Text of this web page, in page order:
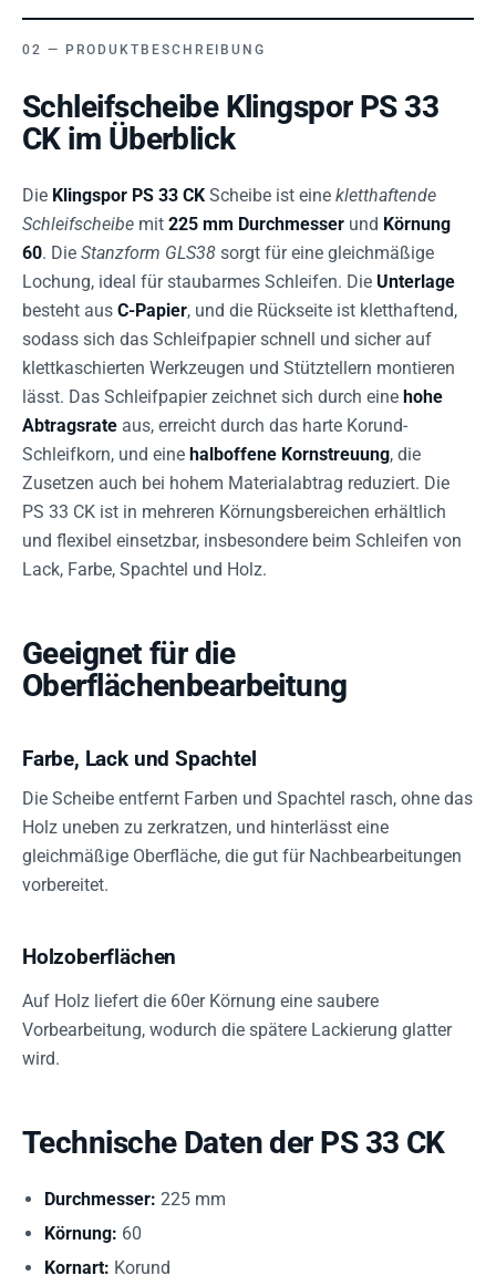
PRODUKTBESCHREIBUNG
Schleifscheibe Klingspor PS 33
CK im Überblick
Die Klingspor PS 33 CK Scheibe ist eine kletthaftende
Schleifscheibe mit 225 mm Durchmesser und Körnung
60. Die Stanzform GLS38 sorgt für eine gleichmäßige
Lochung, ideal für staubarmes Schleifen. Die Unterlage
besteht aus C-Papier, und die Rückseite ist kletthaftend,
sodass sich das Schleifpapier schnell und sicher auf
klettkaschierten Werkzeugen und Stütztellern montieren
lässt. Das Schleifpapier zeichnet sich durch eine hohe
Abtragsrate aus, erreicht durch das harte Korund-
Schleifkorn, und eine halboffene Kornstreuung, die
Zusetzen auch bei hohem Materialabtrag reduziert. Die
PS 33 CK ist in mehreren Körnungsbereichen erhältlich
und flexibel einsetzbar, insbesondere beim Schleifen von
Lack, Farbe, Spachtel und Holz.
Geeignet für die
Oberflächenbearbeitung
Farbe, Lack und Spachtel
Die Scheibe entfernt Farben und Spachtel rasch, ohne das
Holz uneben zu zerkratzen, und hinterlässt eine
gleichmäßige Oberfläche, die gut für Nachbearbeitungen
vorbereitet.
Holzoberflächen
Auf Holz liefert die 60er Körnung eine saubere
Vorbearbeitung, wodurch die spätere Lackierung glatter
wird.
Technische Daten der PS 33 CK
Durchmesser: 225 mm
Körnung: 60
Kornart: Korund